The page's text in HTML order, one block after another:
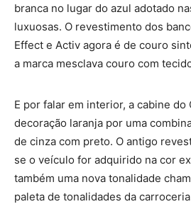
branca no lugar do azul adotado
luxuosas. O revestimento dos
Effect e Activ agora é de couro
a marca mesclava couro com
E por falar em interior, a cabine do
decoração laranja por uma
de cinza com preto. O antigo
se o veículo for adquirido na cor
também uma nova tonalidade
paleta de tonalidades da